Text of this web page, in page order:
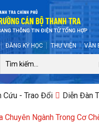
ĐĂNG KÝ HỌC THƯ VIỆN VĂN
Cứu - Trao Đổi Diễn Đàn
Chuyên Ngành Trong Cơ